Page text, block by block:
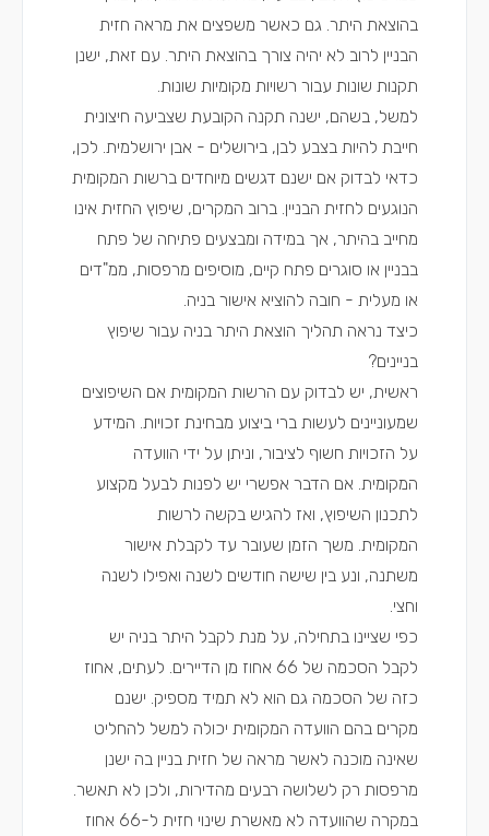
בהוצאת היתר. גם כאשר משפצים את מראה חזית
הבניין לרוב לא יהיה צורך בהוצאת היתר. עם זאת, ישנן
תקנות שונות עבור רשויות מקומיות שונות.
למשל, בשהם, ישנה תקנה הקובעת שצביעה חיצונית
חייבת להיות בצבע לבן, בירושלים - אבן ירושלמית. לכן,
כדאי לבדוק אם ישנם דגשים מיוחדים ברשות המקומית
הנוגעים לחזית הבניין. ברוב המקרים, שיפוץ החזית אינו
מחייב בהיתר, אך במידה ומבצעים פתיחה של פתח
בבניין או סוגרים פתח קיים, מוסיפים מרפסות, ממ"דים
או מעלית - חובה להוציא אישור בניה.
כיצד נראה תהליך הוצאת היתר בניה עבור שיפוץ
בניינים?
ראשית, יש לבדוק עם הרשות המקומית אם השיפוצים
שמעוניינים לעשות ברי ביצוע מבחינת זכויות. המידע
על הזכויות חשוף לציבור, וניתן על ידי הוועדה
המקומית. אם הדבר אפשרי יש לפנות לבעל מקצוע
לתכנון השיפוץ, ואז להגיש בקשה לרשות
המקומית. משך הזמן שעובר עד לקבלת אישור
משתנה, ונע בין שישה חודשים לשנה ואפילו לשנה
וחצי.
כפי שציינו בתחילה, על מנת לקבל היתר בניה יש
לקבל הסכמה של 66 אחוז מן הדיירים. לעתים, אחוז
כזה של הסכמה גם הוא לא תמיד מספיק. ישנם
מקרים בהם הוועדה המקומית יכולה למשל להחליט
שאינה מוכנה לאשר מראה של חזית בניין בה ישנן
מרפסות רק לשלושה רבעים מהדירות, ולכן לא תאשר.
במקרה שהוועדה לא מאשרת שינוי חזית ל-66 אחוז